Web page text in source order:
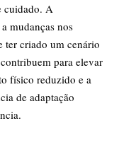
cuidado. A
mudanças nos
ter criado um cenário
para elevar
físico reduzido e a
de adaptação